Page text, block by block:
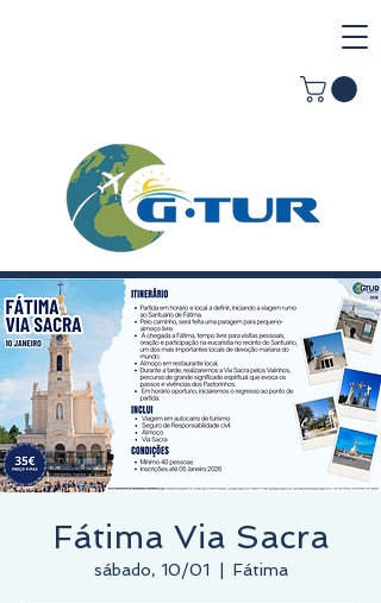
Fátima Via Sacra
sábado, 10/01 Fátima